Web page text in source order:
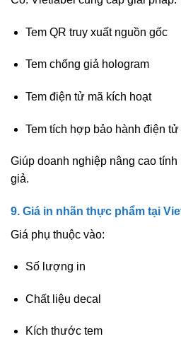
Tem QR truy xuất nguồn gốc
Tem chống giả hologram
Tem điện tử mã kích hoạt
Tem tích hợp bảo hành điện tử
Giúp doanh nghiệp nâng cao
giả.
9. Giá in nhãn thực phẩm tại
Giá phụ thuộc vào:
Số lượng in
Chất liệu decal
Kích thước tem